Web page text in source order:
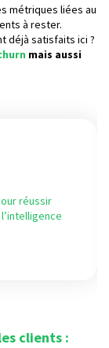
métriques liées au
à rester.
déjà satisfaits ici ?
mais aussi
réussir
clients :